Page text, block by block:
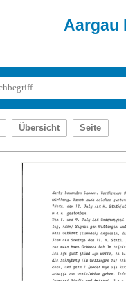
Aargau
Übersicht Seite